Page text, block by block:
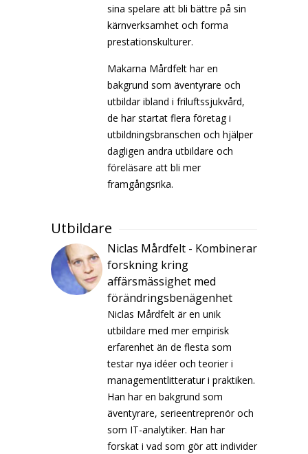
sina spelare att bli bättre på sin
kärnverksamhet och forma
prestationskulturer.
Makarna Mårdfelt har en
bakgrund som äventyrare och
utbildar ibland i friluftssjukvård,
de har startat flera företag i
utbildningsbranschen och hjälper
dagligen andra utbildare och
föreläsare att bli mer
framgångsrika.
Utbildare
Niclas Mårdfelt - Kombinerar
forskning kring
affärsmässighet med
förändringsbenägenhet
Niclas Mårdfelt är en unik
utbildare med mer empirisk
erfarenhet än de flesta som
testar nya idéer och teorier i
managementlitteratur i praktiken.
Han har en bakgrund som
äventyrare, serieentreprenör och
som IT-analytiker. Han har
forskat i vad som gör att individer